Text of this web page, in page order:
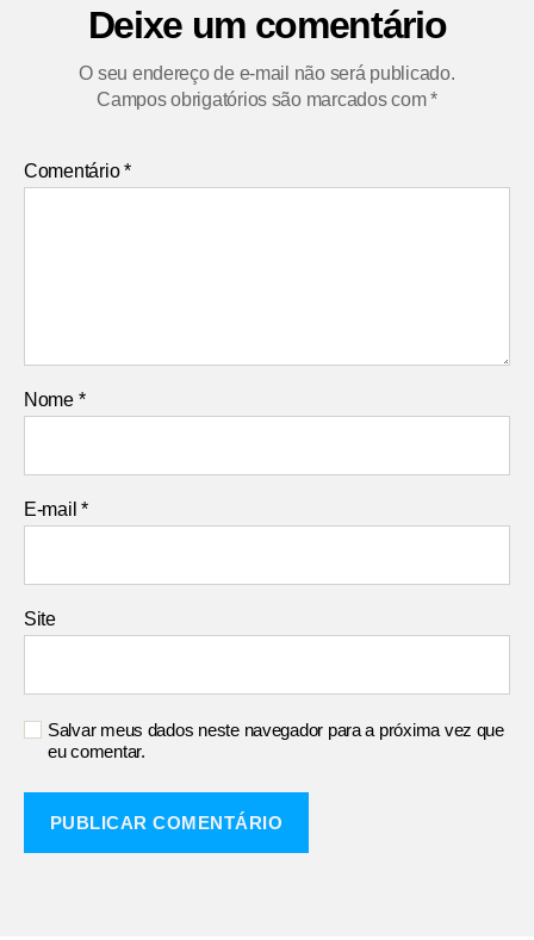
Deixe um comentário
O seu endereço de e-mail não será publicado.
Campos obrigatórios são marcados com*
Comentário*
Nome *
E-mail*
Site
Salvar meus dados neste navegador para a próxima vez que
eu comentar.